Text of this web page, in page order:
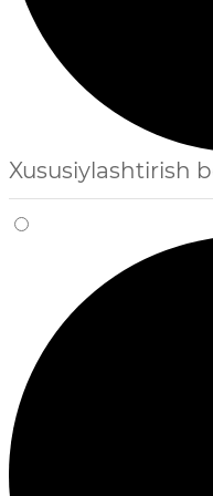
Xususiylashtirish